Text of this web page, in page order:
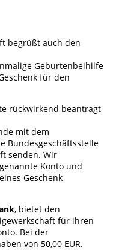
begrüßt auch den
Geburtenbeihilfe
für den
rückwirkend beantragt
mit dem
Bundesgeschäftsstelle
senden. Wir
Konto und
Geschenk
, bietet den
für ihren
Bei der
von 50,00 EUR.